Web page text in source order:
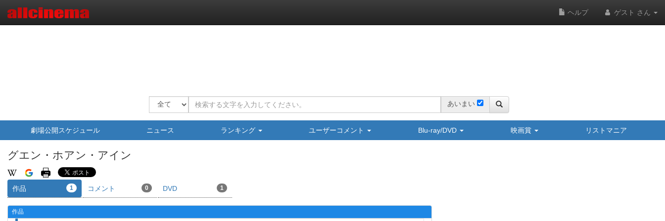
ヘルプ ゲスト さん
あいまい
劇場公開スケジュール ニュース ランキング ユーザーコメント Blu-ray/DVD 映画賞 リストマニア
グエン・ホアン・アイン
作品 1 コメント 0 DVD 1
作品